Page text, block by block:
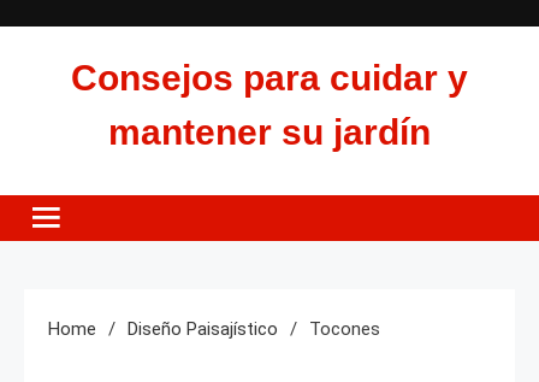
Consejos para cuidar y
mantener su jardín
Home Diseño Paisajístico Tocones